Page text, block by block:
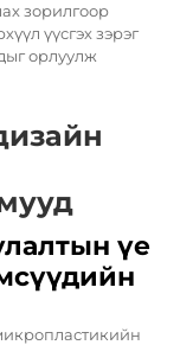
зорилгоор
үүсгэх зэрэг
орлуулж
үе